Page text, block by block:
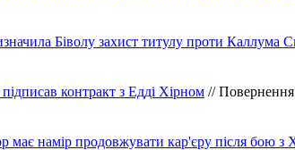
Біволу захист титулу проти Каллума
підписав контракт з Едді Хірном //
має намір продовжувати кар'єру після бою з